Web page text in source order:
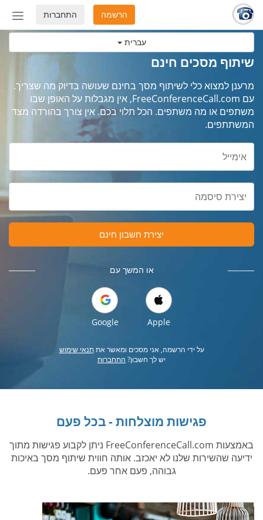
עברית
מצב
התחברות הרשמה
שיתוף מסכים חינם
מרענן למצוא כלי לשיתוף מסך בחינם שעושה בדיוק מה שצריך.
עם FreeConferenceCall.com, אין מגבלות על האופן שבו
משתפים או מה משתפים. הכל תלוי בכם. אין צורך בהורדה מצד
המשתתפים.
יצירת חשבון חינם
או המשך עם
Apple
Google
על ידי הרשמה, אני מסכים ומאשר אתתנאי שימוש
יש לך חשבון? התחברות
פגישות מוצלחות - בכל פעם
באמצעות FreeConferenceCall.com ניתן לקבוע פגישות מתוך
ידיעה שהשירות שלנו לא יאכזב. אותה חווית שיתוף מסך באיכות
גבוהה, פעם אחר פעם.